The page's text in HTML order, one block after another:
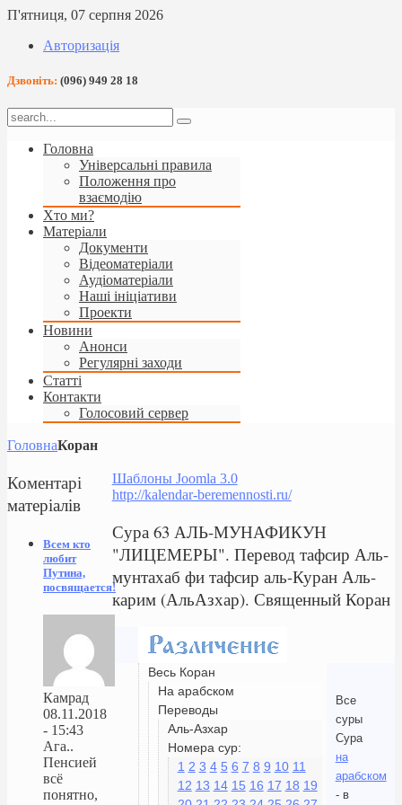
П'ятниця, 07 серпня 2026
Авторизація
Дзвоніть: (096) 949 28 18
Головна
Універсальні правила
Положення про
взаємодію
Хто ми?
Матеріали
Документи
Відеоматеріали
Аудіоматеріали
Наші ініціативи
Проекти
Новини
Анонси
Регулярні заходи
Статті
Контакти
Голосовий сервер
ГоловнаКоран
Шаблоны Joomla 3.0
http://kalendar-beremennosti.ru/
Сура 63 АЛЬ-МУНАФИКУН
"ЛИЦЕМЕРЫ". Перевод тафсир Аль-
мунтахаб фи тафсир аль-Куран Аль-
карим (АльАзхар). Священный Коран
Весь Коран
На арабском
Переводы
Аль-Азхар
Номера сур:
1 2 3 4 5 6 7 8 9 10 11
12 13 14 15 16 17 18 19
Все
суры
Сура
на
арабском
- в
Коментарі
матеріалів
Всем кто
любит
Путина,
посвящается!
Камрад
08.11.2018
- 15:43
Ага..
Пенсией
всё
понятно,